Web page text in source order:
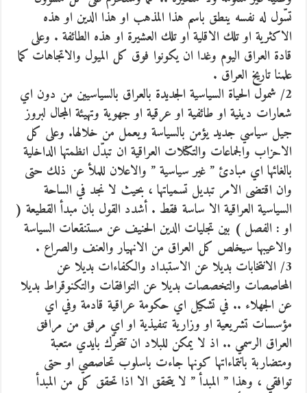
تسّول له نفسه ينطق باسم هذا المذهب او هذا الدين او هذه
الاكثرية او تلك الاقلية او تلك العشيرة او هذه الطائفة . وعلى
قادة العراق اليوم وغدا ان يكونوا فوق كل الميول والاتجاهات كما
علمنا تاريخ العراق .
2/ شمول الحياة السياسية الجديدة بالعراق بالسياسيين من دون اي
شعارات دينية او طائفية او عرقية او جهوية وتهيئة المجال لبروز
جيل سياسي جديد يؤمن بالسياسة ويعمل من خلالها. وعلى كل
الاحزاب والجماعات والتكتلات العراقية ان تبدّل انظمتها الداخلية
بالغائها اي مبادئ ” غير سياسية ” والاعلان للملأ عن ذلك حتى
وان اقتضى الامر تبديل تسمياتها ، بحيث لا نجد في الساحة
السياسية العراقية الا ساسة فقط . أشدد القول بان مبدأ القطيعة (
او : الفصل ) بين تجليات الدين الحنيف عن مستنقعات السياسة
والاعيبها سيخلص كل العراق من الانهيار والعنف والصراع .
3/ الانتخابات بديلا عن الاستبداد والكفاءات بديلا عن
المحاصصات والتخصصات بديلا عن التوافقات والتكنوقراط بديلا
عن الجهلاء .. في تشكيل اي حكومة عراقية قادمة وفي اي
مؤسسات تشريعية او وزارية تنفيذية او اي مرفق من مرافق
العراق الرسمي .. اذ لا يمكن للبلاد ان تتحرّك بايدي متعبة
ومتضاربة بانتماءاتها كونها جاءت باسلوب تحاصصي او حتى
توافقي ، وهذا ” المبدأ ” لا يتحقق الا اذا تحقق كل من المبدأ